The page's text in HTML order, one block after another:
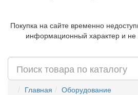
Покупка на сайте временно
информационный характер и
Главная Оборудование